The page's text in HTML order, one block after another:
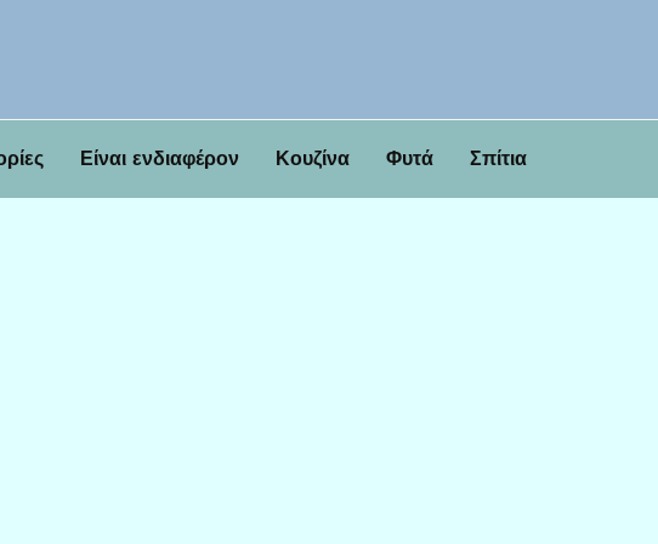
Είναι ενδιαφέρον Κουζίνα Φυτά Σπίτια